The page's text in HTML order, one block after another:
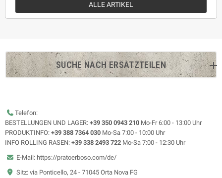
ALLE ARTIKEL
SUCHE NACH ERSATZTEILEN
Telefon:
BESTELLUNGEN UND LAGER: +39 350 0943 210 Mo-Fr 6:00 - 13:00 Uhr
PRODUKTINFO: +39 388 7364 030 Mo-Sa 7:00 - 10:00 Uhr
INFO ROLLING RASEN: +39 338 2493 722 Mo-Sa 7:00 - 12:30 Uhr
E-Mail: https://pratoerboso.com/de/
Sitz: via Ponticello, 24 - 71045 Orta Nova FG